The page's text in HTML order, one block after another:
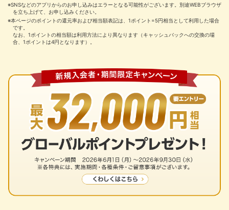
※SNSなどのアプリからのお申し込みはエラーとなる可能性がございます。別途WEBブラウザ
を立ち上げて、お申し込みください。
※本ページのポイントの還元率および相当額表記は、1ポイント=5円相当として利用した場合
です。
なお、1ポイントの相当額は利用方法により異なります（キャッシュバックへの交換の場
合、1ポイントは4円となります）。